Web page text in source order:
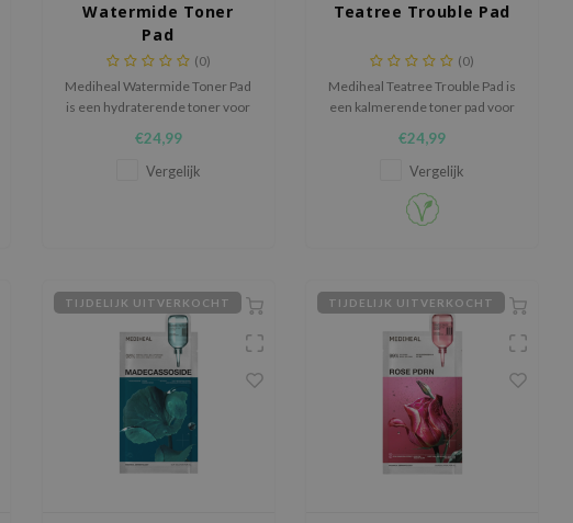
Watermide Toner
Pad
(0)
Mediheal Watermide Toner Pad
is een hydraterende toner voor
minder comfortabel aanvoelt.
€24,99
Vergelijk
Teatree Trouble Pad
(0)
Mediheal Teatree Trouble Pad is
een kalmerende toner pad voor
overtollig talg en zichtbare
roodheid.
€24,99
Vergelijk
TIJDELIJK UITVERKOCHT TIJDELIJK UITVERKOCHT